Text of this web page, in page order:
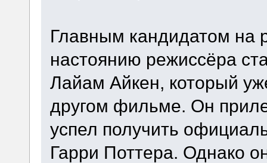
Главным кандидатом на
настоянию режиссёра
Лайам Айкен, который
другом фильме. Он
успел получить
Гарри Поттера. Однако